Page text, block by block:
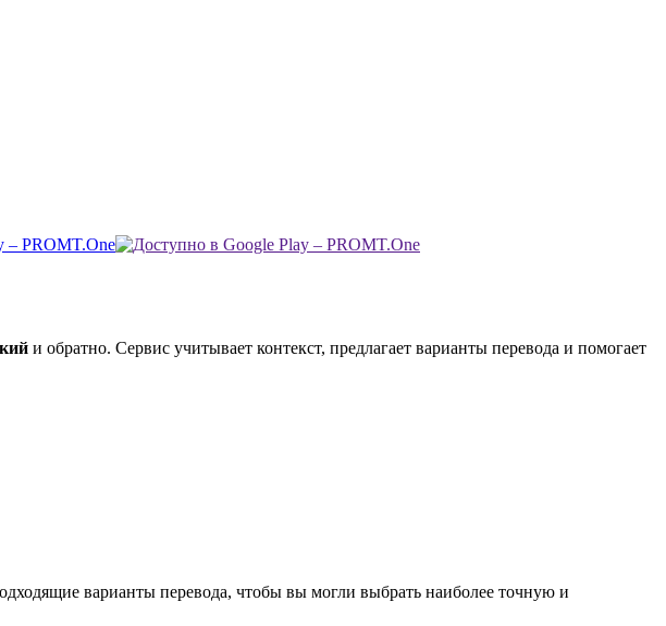
и обратно. Сервис учитывает контекст, предлагает варианты перевода и помогает
варианты перевода, чтобы вы могли выбрать наиболее точную и